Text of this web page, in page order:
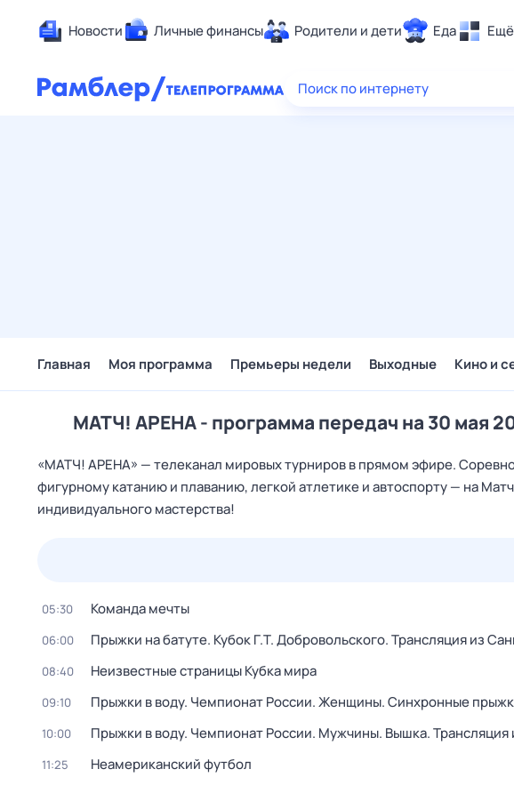
Новости Личные финансы Родители и дети Еда Ещё
Здоровье
Поиск по интернету
Главная Моя программа Премьеры недели Выходные Кино и
МАТЧ! АРЕНА - программа передач на 30 мая
«МАТЧ! АРЕНА» — телеканал мировых турниров в прямом эфире.
фигурному катанию и плаванию, легкой атлетике и автоспорту — на
индивидуального мастерства!
05:30 Команда мечты
06:00 Прыжки на батуте. Кубок Г.Т. Добровольского. Трансляция из
08:40 Неизвестные страницы Кубка мира
09:10 Прыжки в воду. Чемпионат России. Женщины. Синхронные
10:00 Прыжки в воду. Чемпионат России. Мужчины. Вышка. Трансляция
11:25 Неамериканский футбол